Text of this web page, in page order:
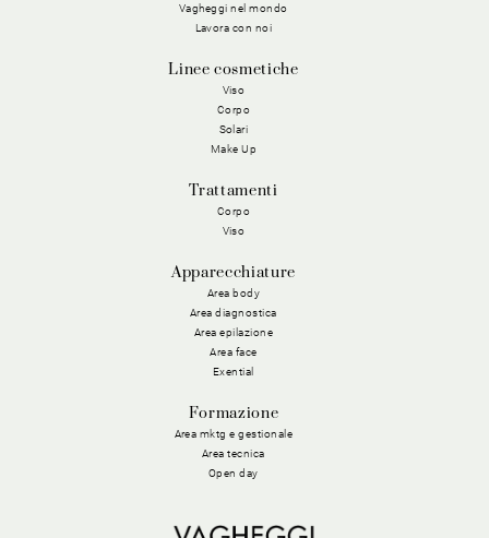
Vagheggi nel mondo
Lavora con noi
Linee cosmetiche
Viso
Corpo
Solari
Make Up
Trattamenti
Corpo
Viso
Apparecchiature
Area body
Area diagnostica
Area epilazione
Area face
Exential
Formazione
Area mktg e gestionale
Area tecnica
Open day